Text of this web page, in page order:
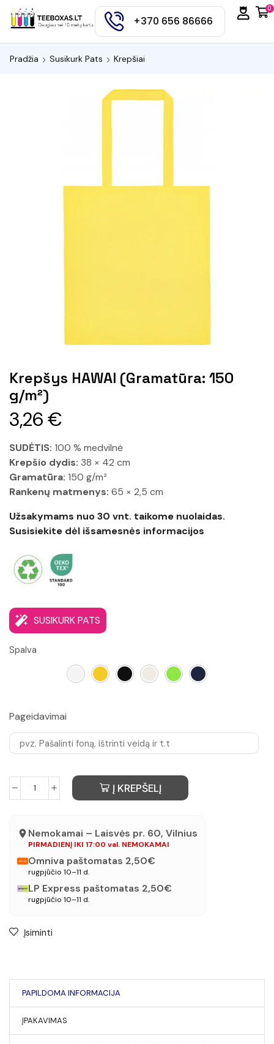
+370 656 86666
0
Pradžia Susikurk Pats Krepšiai
Krepšys HAWAI (Gramatūra: 150
g/m²)
3,26€
SUDĖTIS: 100 % medvilnė
Krepšio dydis: 38 × 42 cm
Gramatūra: 150 g/m²
Rankenų matmenys: 65 × 2,5 cm
Užsakymams nuo 30 vnt. taikome nuolaidas.
Susisiekite dėl išsamesnės informacijos
SUSIKURK PATS
Spalva
Pageidavimai
Į KREPŠELĮ
Nemokamai – Laisvės pr. 60, Vilnius
PIRMADIENĮ IKI 17:00 val. NEMOKAMAI
Omniva paštomatas 2,50€
rugpjūčio 10–11 d.
LP Express paštomatas 2,50€
rugpjūčio 10–11 d.
Įsiminti
PAPILDOMA INFORMACIJA
ĮPAKAVIMAS